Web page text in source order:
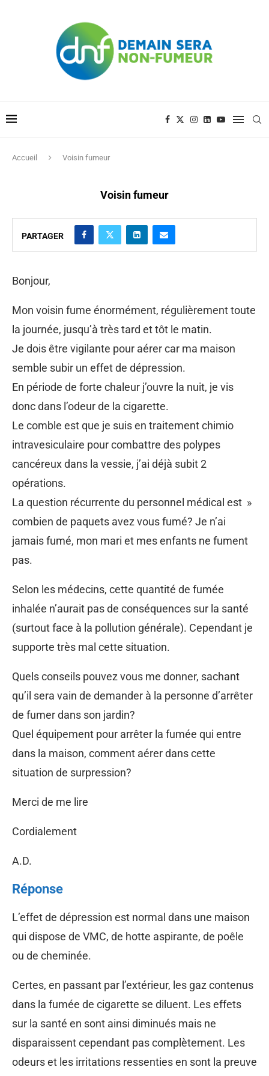
Accueil Voisin fumeur
Voisin fumeur
PARTAGER
Bonjour,
Mon voisin fume énormément, régulièrement toute
la journée, jusqu’à très tard et tôt le matin.
Je dois être vigilante pour aérer car ma maison
semble subir un effet de dépression.
En période de forte chaleur j’ouvre la nuit, je vis
donc dans l’odeur de la cigarette.
Le comble est que je suis en traitement chimio
intravesiculaire pour combattre des polypes
cancéreux dans la vessie, j’ai déjà subit 2
opérations.
La question récurrente du personnel médical est »
combien de paquets avez vous fumé? Je n’ai
jamais fumé, mon mari et mes enfants ne fument
pas.
Selon les médecins, cette quantité de fumée
inhalée n’aurait pas de conséquences sur la santé
(surtout face à la pollution générale). Cependant je
supporte très mal cette situation.
Quels conseils pouvez vous me donner, sachant
qu’il sera vain de demander à la personne d’arrêter
de fumer dans son jardin?
Quel équipement pour arrêter la fumée qui entre
dans la maison, comment aérer dans cette
situation de surpression?
Merci de me lire
Cordialement
A.D.
Réponse
L’effet de dépression est normal dans une maison
qui dispose de VMC, de hotte aspirante, de poêle
ou de cheminée.
Certes, en passant par l’extérieur, les gaz contenus
dans la fumée de cigarette se diluent. Les effets
sur la santé en sont ainsi diminués mais ne
disparaissent cependant pas complètement. Les
odeurs et les irritations ressenties en sont la preuve